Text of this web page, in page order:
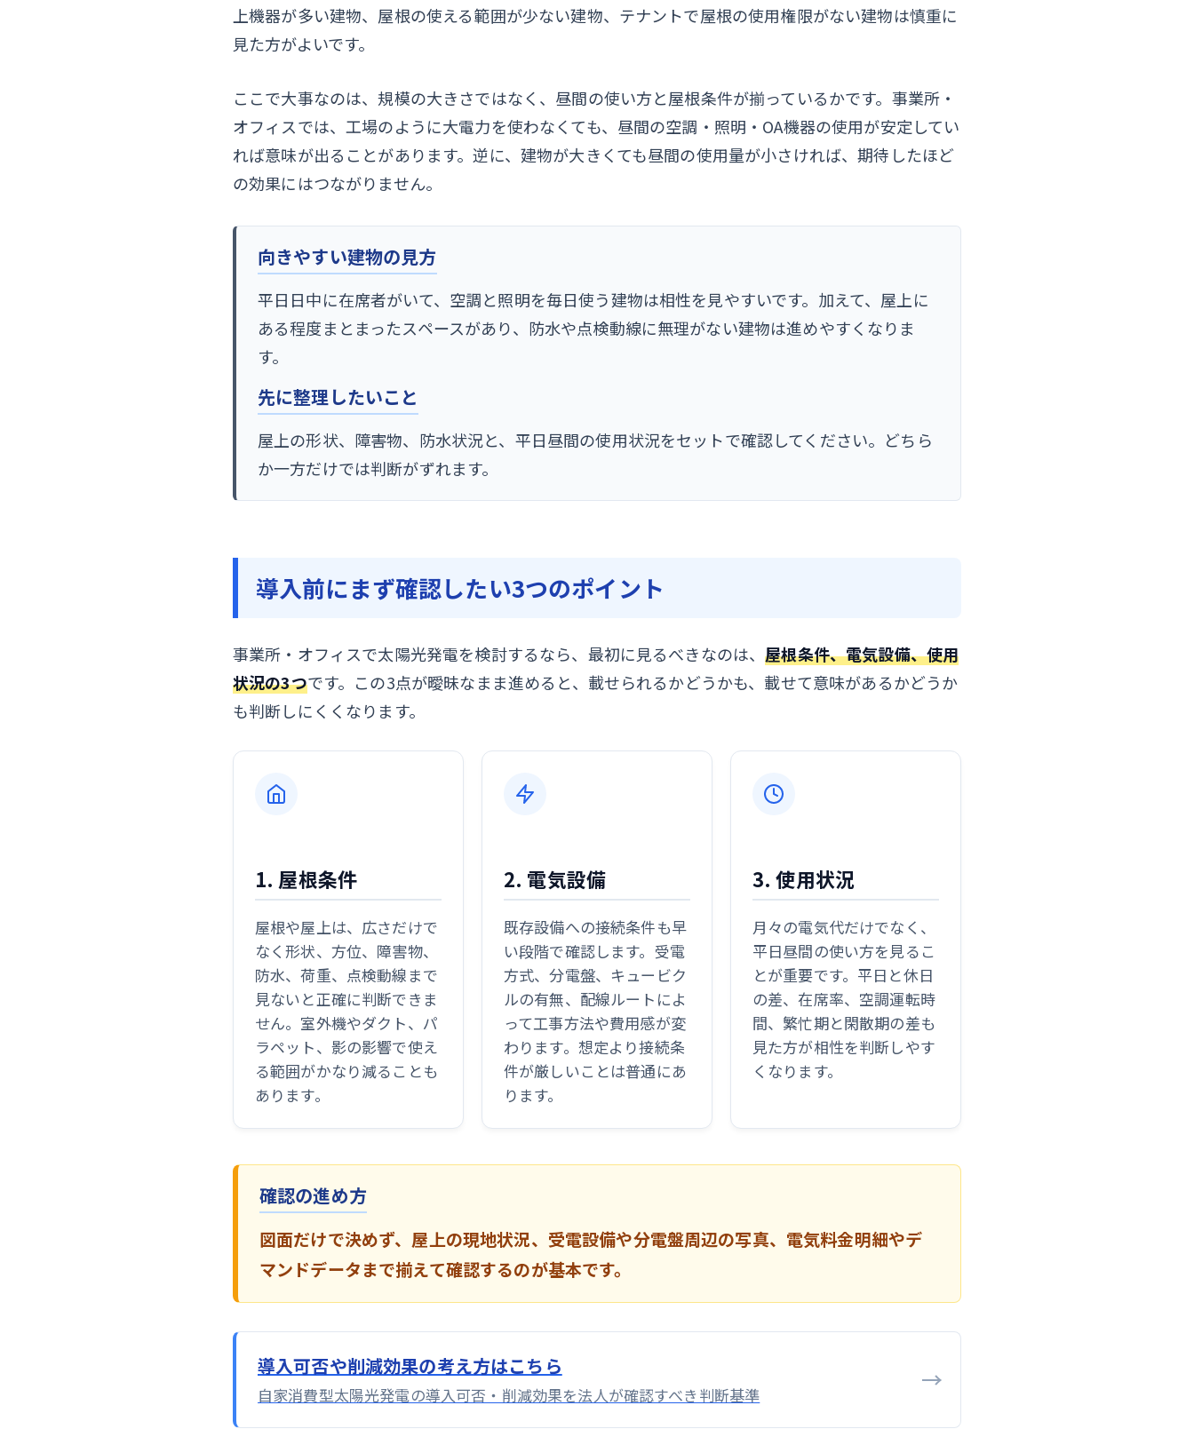
上機器が多い建物、屋根の使える範囲が少ない建物、テナントで屋根の使用権限がない建物は慎重に
見た方がよいです。
ここで大事なのは、規模の大きさではなく、昼間の使い方と屋根条件が揃っているかです。事業所・
オフィスでは、工場のように大電力を使わなくても、昼間の空調・照明・OA機器の使用が安定してい
れば意味が出ることがあります。逆に、建物が大きくても昼間の使用量が小さければ、期待したほど
の効果にはつながりません。
向きやすい建物の見方
平日日中に在席者がいて、空調と照明を毎日使う建物は相性を見やすいです。加えて、屋上に
ある程度まとまったスペースがあり、防水や点検動線に無理がない建物は進めやすくなりま
す。
先に整理したいこと
屋上の形状、障害物、防水状況と、平日昼間の使用状況をセットで確認してください。どちら
か一方だけでは判断がずれます。
導入前にまず確認したい3つのポイント
事業所・オフィスで太陽光発電を検討するなら、最初に見るべきなのは、屋根条件、電気設備、使用
状況の3つです。この3点が曖昧なまま進めると、載せられるかどうかも、載せて意味があるかどうか
も判断しにくくなります。
1. 屋根条件
屋根や屋上は、広さだけで
なく形状、方位、障害物、
防水、荷重、点検動線まで
見ないと正確に判断できま
せん。室外機やダクト、パ
ラペット、影の影響で使え
る範囲がかなり減ることも
あります。
2. 電気設備
既存設備への接続条件も早
い段階で確認します。受電
方式、分電盤、キュービク
ルの有無、配線ルートによ
って工事方法や費用感が変
わります。想定より接続条
件が厳しいことは普通にあ
ります。
3. 使用状況
月々の電気代だけでなく、
平日昼間の使い方を見るこ
とが重要です。平日と休日
の差、在席率、空調運転時
間、繁忙期と閑散期の差も
見た方が相性を判断しやす
くなります。
確認の進め方
図面だけで決めず、屋上の現地状況、受電設備や分電盤周辺の写真、電気料金明細やデ
マンドデータまで揃えて確認するのが基本です。
導入可否や削減効果の考え方はこちら
自家消費型太陽光発電の導入可否・削減効果を法人が確認すべき判断基準